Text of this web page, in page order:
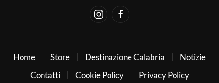
Home Store Destinazione Calabria
Notizie
Contatti
Cookie Policy
Privacy Policy